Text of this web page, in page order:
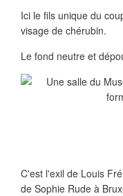
Ici le fils unique du
visage de chérubin.
Le fond neutre et
C'est l'exil de Louis
de Sophie Rude à